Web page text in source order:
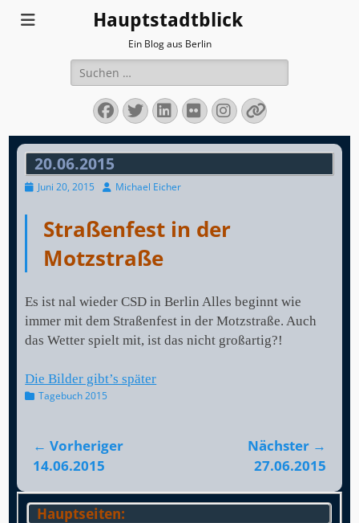
Hauptstadtblick
Ein Blog aus Berlin
Suchen
nach:
Facebook
Twitter
LinkedIn
FlickrInstagram
20.06.2015
Veröffentlicht
Juni 20, 2015 AutorMichael Eicher
Straßenfest in der
Motzstraße
Es ist nal wieder CSD in Berlin Alles beginnt wie
immer mit dem Straßenfest in der Motzstraße. Auch
das Wetter spielt mit, ist das nicht großartig?!
Die Bilder gibt’s später
Kategorien
Tagebuch 2015
Beitragsnavigation
← Vorheriger
Vorheriger
14.06.2015
Nächster →
27.06.2015
Hauptseiten: